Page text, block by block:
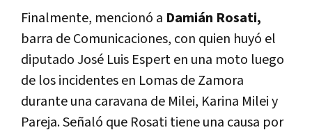
Finalmente, mencionó a Damián Rosati,
barra de Comunicaciones, con quien huyó el
diputado José Luis Espert en una moto luego
de los incidentes en Lomas de Zamora
durante una caravana de Milei, Karina Milei y
Pareja. Señaló que Rosati tiene una causa por